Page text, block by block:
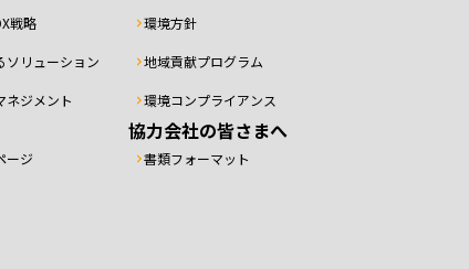
戦略
ソリューション
ネジメント
ージ
環境方針
地域貢献プログラム
環境コンプライアンス
協力会社の皆さまへ
書類フォーマット